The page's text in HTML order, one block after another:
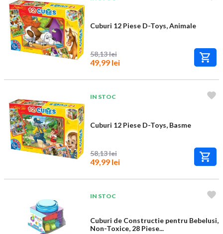
Cuburi 12 Piese D-Toys, Animale
58,13 lei
49,99 lei
IN STOC
Cuburi 12 Piese D-Toys, Basme
58,13 lei
49,99 lei
IN STOC
Cuburi de Constructie pentru Bebelusi,
Non-Toxice, 28 Piese...